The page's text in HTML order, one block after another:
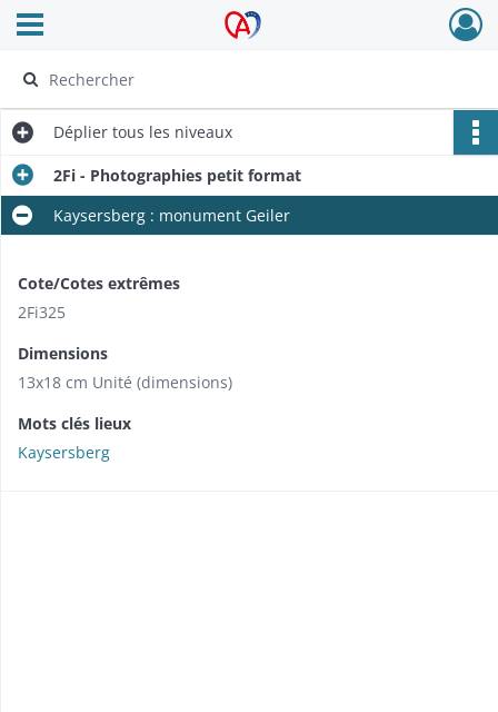
Archives Alsace - Colmar
Ouvrir le menu déroulant
Déplier tous les niveaux
2Fi - Photographies petit format
Kaysersberg : monument Geiler
Cote/Cotes extrêmes
2Fi325
Dimensions
13x18 cm Unité (dimensions)
Mots clés lieux
Kaysersberg